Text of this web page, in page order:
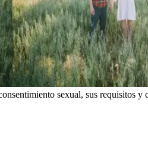
sexual, sus requisitos